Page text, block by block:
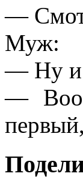
—
Муж:
— Ну и
—